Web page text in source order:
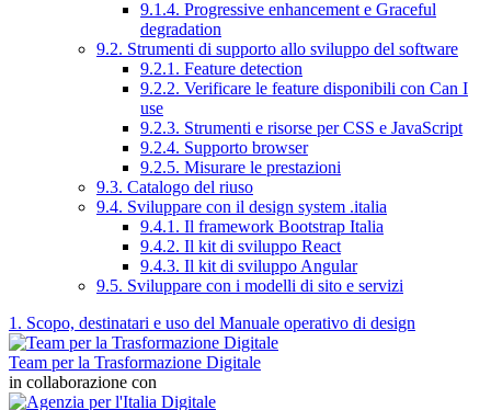
9.1.4. Progressive enhancement e Graceful
degradation
9.2. Strumenti di supporto allo sviluppo del software
9.2.1. Feature detection
9.2.2. Verificare le feature disponibili con Can I
use
9.2.3. Strumenti e risorse per CSS e JavaScript
9.2.4. Supporto browser
9.2.5. Misurare le prestazioni
9.3. Catalogo del riuso
9.4. Sviluppare con il design system .italia
9.4.1. Il framework Bootstrap Italia
9.4.2. Il kit di sviluppo React
9.4.3. Il kit di sviluppo Angular
9.5. Sviluppare con i modelli di sito e servizi
1. Scopo, destinatari e uso del Manuale operativo di design
Team per la Trasformazione Digitale
in collaborazione con